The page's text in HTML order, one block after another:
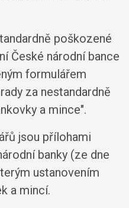
poškozené
České národní bance
formulářem
za nestandardně
a mince".
jsou přílohami
banky (ze dne
ustanovením
a mincí.